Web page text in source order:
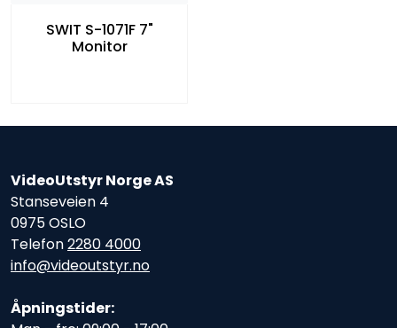
SWIT S-1071F 7"
Monitor
VideoUtstyr Norge AS
Stanseveien 4
0975 OSLO
Telefon2280 4000
info@videoutstyr.no
Åpningstider: